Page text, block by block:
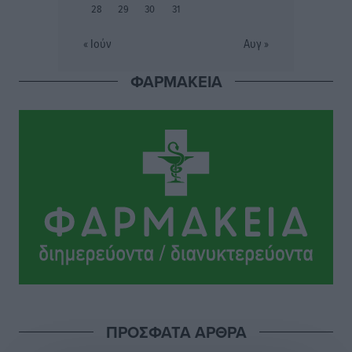
Εθνικός Αρχίπολης: Μεγάλο βήμα προόδου η ίδρυση
πριν 6 ώρες
ΠΑΜΕ ΣΤΟΙΧΗΜΑ: Περισσότερα από 95 εκατομμύρια
ευρώ σε κέρδη μοίρασε τον Ιούλιο
Αθλητικά• πριν 6 ώρες
Ολοκλήρωση του έργου αναβάθμισης των
Γ.Σ. Διαγόρας: Στα «κυανέρυθρα» ο Janni Pembe
28
29 30 31
« Ιούν Αυγ »
ΦΑΡΜΑΚΕΙΑ
ΠΡΟΣΦΑΤΑ ΑΡΘΡΑ